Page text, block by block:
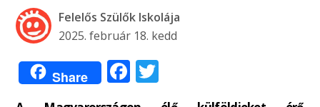
Felelős Szülők Iskolája
2025. február 18. kedd
Share Facebook